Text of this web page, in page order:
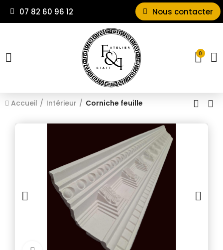
07 82 60 96 12 Nous contacter
0
Accueil Intérieur Corniche feuille